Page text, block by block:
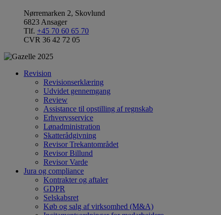
Nørremarken 2, Skovlund
6823 Ansager
Tlf. +45 70 60 65 70
CVR 36 42 72 05
Revision
Revisionserklæring
Udvidet gennemgang
Review
Assistance til opstilling af regnskab
Erhvervsservice
Lønadministration
Skatterådgivning
Revisor Trekantområdet
Revisor Billund
Revisor Varde
Jura og compliance
Kontrakter og aftaler
GDPR
Selskabsret
Køb og salg af virksomhed (M&A)